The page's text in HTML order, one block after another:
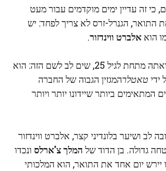
כי זה עדיין ימים מוקדמים עבור מעט
התואר, הגנרל-זרס לא צריך לפחד: יש
הואאלברט ווינדזור.
אם אתה לא מכיר אותו ואתה מתחת לגיל 25, שים לב לשם הזה: הוא
ידיטאטלרהמגזין הגבוה של החברה
המתאימים ביותר שיידונו יותר ויותר
לב ושיער בלונדיני קצר, אלברט ווינדזור
המלך צ'ארלס ונכדו
יירש יום אחד את התואר, הוא המלכותי